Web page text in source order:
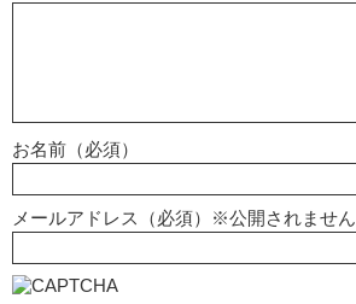
お名前（必須）
メールアドレス（必須）※公開されません